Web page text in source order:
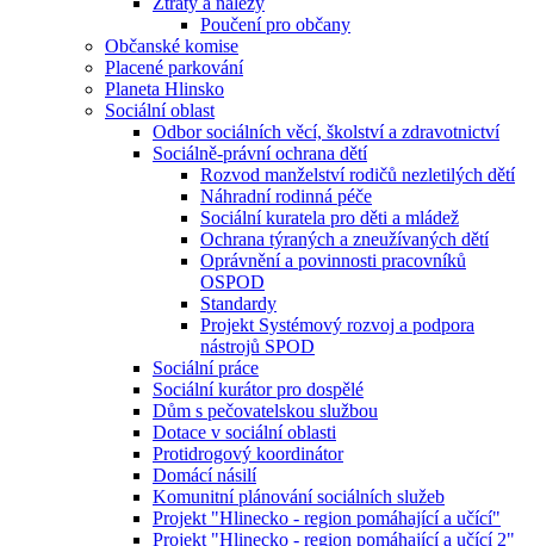
Poučení pro občany
Občanské komise
Placené parkování
Planeta Hlinsko
Sociální oblast
Odbor sociálních věcí, školství a zdravotnictví
Sociálně-právní ochrana dětí
Rozvod manželství rodičů nezletilých dětí
Náhradní rodinná péče
Sociální kuratela pro děti a mládež
Ochrana týraných a zneužívaných dětí
Oprávnění a povinnosti pracovníků
OSPOD
Standardy
Projekt Systémový rozvoj a podpora
nástrojů SPOD
Sociální práce
Sociální kurátor pro dospělé
Dům s pečovatelskou službou
Dotace v sociální oblasti
Protidrogový koordinátor
Domácí násilí
Komunitní plánování sociálních služeb
Projekt "Hlinecko - region pomáhající a učící"
Projekt "Hlinecko - region pomáhající a učící 2"